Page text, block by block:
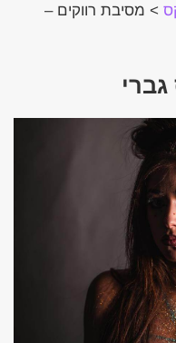
> מסיבת רווקים –